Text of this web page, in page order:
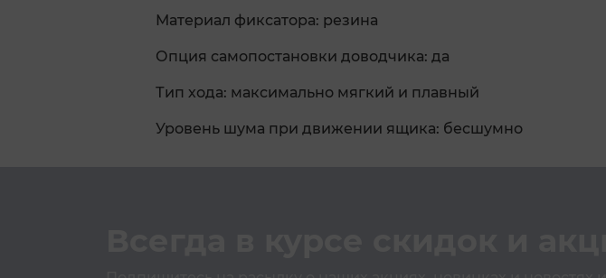
Материал фиксатора: резина
Опция самопостановки доводчика: да
Тип хода: максимально мягкий и плавный
Уровень шума при движении ящика: бесшумно